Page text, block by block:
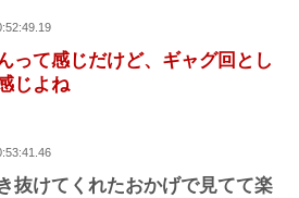
って感じだけど、ギャグ回とし
じよね
抜けてくれたおかげで見てて楽